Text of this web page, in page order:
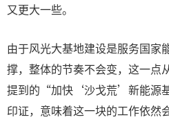
又更大一些。
由于风光大基地建设是服务国家
撑，整体的节奏不会变，这一点
提到的“加快‘沙戈荒’新能源
印证，意味着这一块的工作依然